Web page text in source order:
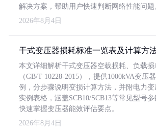
解决方案，帮助用户快速判断网络性能问题
2026年8月4日
干式变压器损耗标准一览表及计算方
本文详细解析干式变压器空载损耗、负载
（GB/T 10228-2015），提供1000kVA变压
例，分步骤说明变损计算方法，并附电力
实例表格，涵盖SCB10/SCB13等常见型号
快速掌握变压器能效评估要点。
2026年8月4日